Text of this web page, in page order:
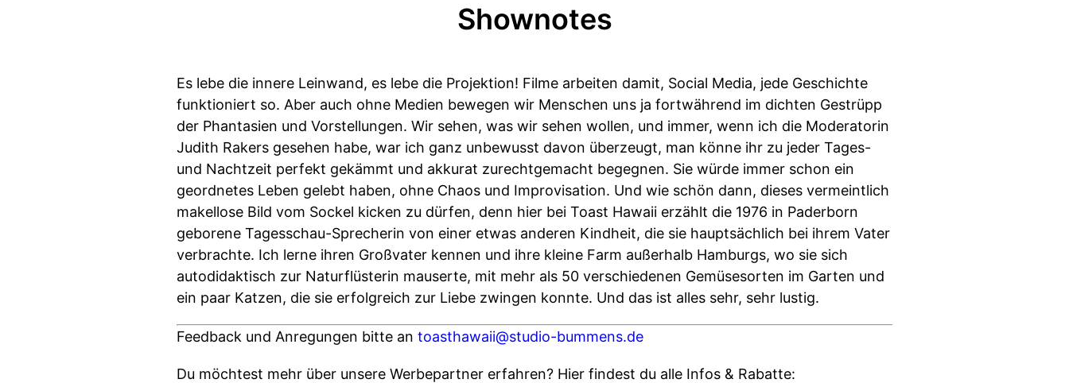
Shownotes
Es lebe die innere Leinwand, es lebe die Projektion! Filme arbeiten damit, Social Media, jede Geschichte
funktioniert so. Aber auch ohne Medien bewegen wir Menschen uns ja fortwährend im dichten Gestrüpp
der Phantasien und Vorstellungen. Wir sehen, was wir sehen wollen, und immer, wenn ich die Moderatorin
Judith Rakers gesehen habe, war ich ganz unbewusst davon überzeugt, man könne ihr zu jeder Tages-
und Nachtzeit perfekt gekämmt und akkurat zurechtgemacht begegnen. Sie würde immer schon ein
geordnetes Leben gelebt haben, ohne Chaos und Improvisation. Und wie schön dann, dieses vermeintlich
makellose Bild vom Sockel kicken zu dürfen, denn hier bei Toast Hawaii erzählt die 1976 in Paderborn
geborene Tagesschau-Sprecherin von einer etwas anderen Kindheit, die sie hauptsächlich bei ihrem Vater
verbrachte. Ich lerne ihren Großvater kennen und ihre kleine Farm außerhalb Hamburgs, wo sie sich
autodidaktisch zur Naturflüsterin mauserte, mit mehr als 50 verschiedenen Gemüsesorten im Garten und
ein paar Katzen, die sie erfolgreich zur Liebe zwingen konnte. Und das ist alles sehr, sehr lustig.
Feedback und Anregungen bitte an toasthawaii@studio-bummens.de
Du möchtest mehr über unsere Werbepartner erfahren? Hier findest du alle Infos & Rabatte: